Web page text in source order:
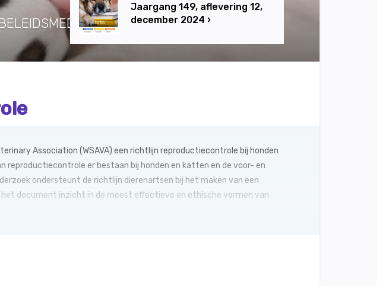
Jaargang 149, aflevering 12,
december 2024 ›
KNMVD
Association (WSAVA) een richtlijn reproductiecontrole bij honden
reproductiecontrole er bestaan bij honden en katten en de voor- en
ondersteunt de richtlijn dierenartsen bij het maken van een
document inzicht in de meest effectieve en ethische vormen van